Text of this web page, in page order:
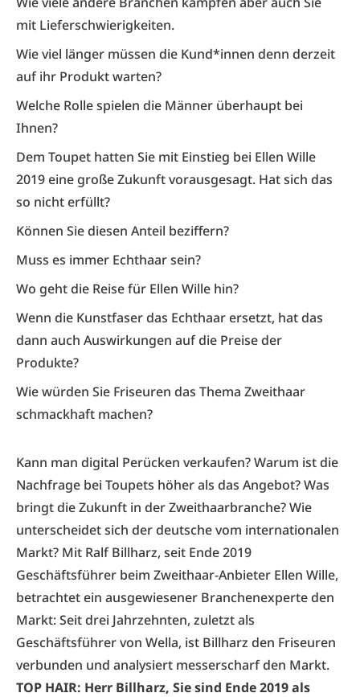
mit Lieferschwierigkeiten.
Wie viel länger müssen die Kund*innen denn derzeit
auf ihr Produkt warten?
Welche Rolle spielen die Männer überhaupt bei
Ihnen?
Dem Toupet hatten Sie mit Einstieg bei Ellen Wille
2019 eine große Zukunft vorausgesagt. Hat sich das
so nicht erfüllt?
Können Sie diesen Anteil beziffern?
Muss es immer Echthaar sein?
Wo geht die Reise für Ellen Wille hin?
Wenn die Kunstfaser das Echthaar ersetzt, hat das
dann auch Auswirkungen auf die Preise der
Produkte?
Wie würden Sie Friseuren das Thema Zweithaar
schmackhaft machen?
Kann man digital Perücken verkaufen? Warum ist die
Nachfrage bei Toupets höher als das Angebot? Was
bringt die Zukunft in der Zweithaarbranche? Wie
unterscheidet sich der deutsche vom internationalen
Markt? Mit Ralf Billharz, seit Ende 2019
Geschäftsführer beim Zweithaar-Anbieter Ellen Wille,
betrachtet ein ausgewiesener Branchenexperte den
Markt: Seit drei Jahrzehnten, zuletzt als
Geschäftsführer von Wella, ist Billharz den Friseuren
verbunden und analysiert messerscharf den Markt.
TOP HAIR: Herr Billharz, Sie sind Ende 2019 als